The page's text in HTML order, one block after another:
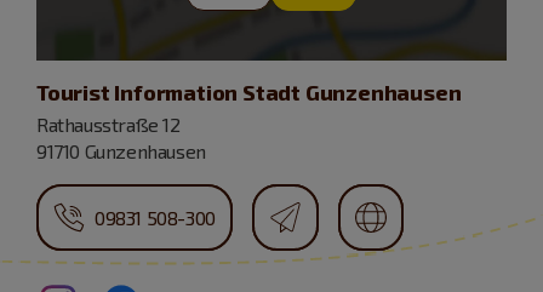
Tourist Information Stadt Gunzenhausen
Rathausstraße 12
91710 Gunzenhausen
09831 508-300